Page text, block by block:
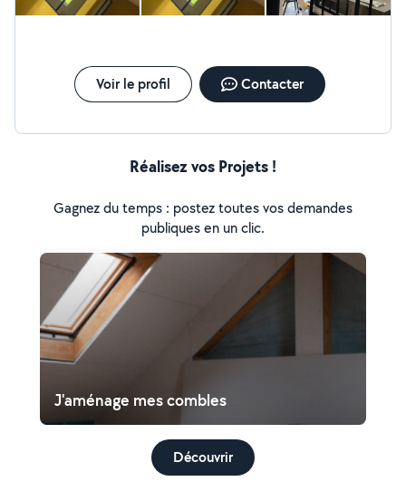
Voir le profil Contacter
Réalisez vos Projets !
Gagnez du temps : postez toutes vos demandes
publiques en un clic.
J'aménage mes combles
Découvrir